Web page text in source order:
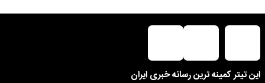
این تیتر کمینه ترین رسانه خبری ایران